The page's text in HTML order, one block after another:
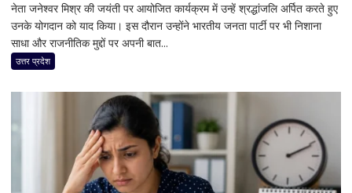
लोहिया
ने
जन-
पहुंचाया’,
नेता जनेश्वर मिश्र की जयंती पर आयोजित कार्यक्रम में उन्हें श्रद्धांजलि अर्पित करते हुए
उनके योगदान को याद किया। इस दौरान उन्होंने भारतीय जनता पार्टी पर भी निशाना
साधा और राजनीतिक मुद्दों पर अपनी बात...
उत्तर प्रदेश